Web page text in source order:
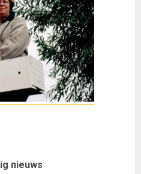
nieuws